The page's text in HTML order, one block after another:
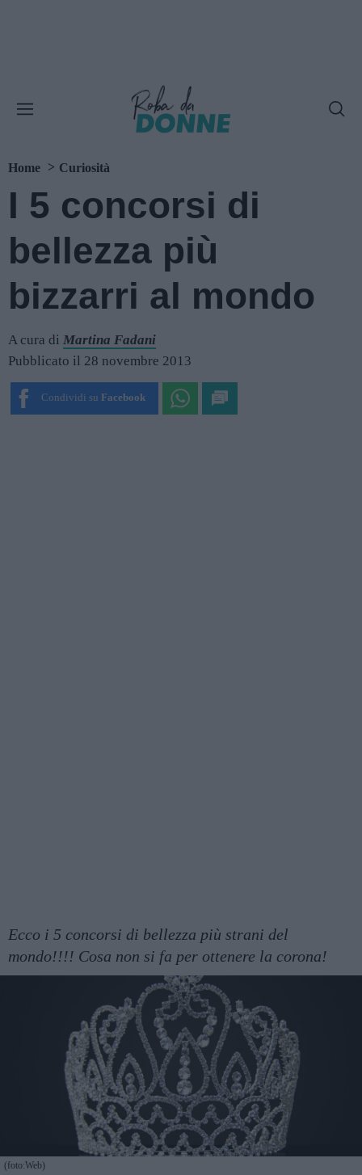
Home Curiosità
I 5 concorsi di
bellezza più
bizzarri al mondo
A cura di Martina Fadani
Pubblicato il 28 novembre 2013
Condividi su Facebook
Ecco i 5 concorsi di bellezza più strani del
mondo!!!! Cosa non si fa per ottenere la corona!
(foto:Web)